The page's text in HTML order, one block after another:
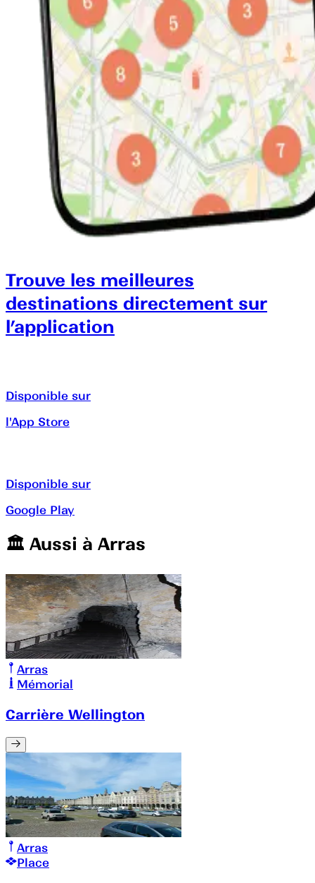
Trouve les meilleures
destinations directement sur
l’application
Disponible sur
l'App Store
Disponible sur
Google Play
🏛️️ Aussi à Arras
Arras
Mémorial
Carrière Wellington
Arras
Place